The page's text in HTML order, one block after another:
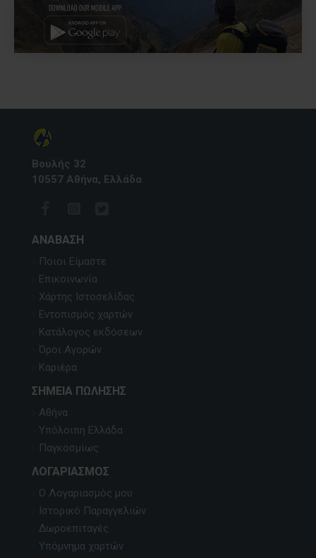
Βουλής 32
10557 Αθήνα, Ελλάδα
ΑΝΆΒΑΣΗ
Ποιοι Είμαστε
Επικοινωνία
Χάρτης Ιστοσελίδας
Εντοπισμός χαρτών
Κατάλογος εκδόσεων
Όροι Αγορών
Καριέρα
ΣΗΜΕΊΑ ΠΏΛΗΣΗΣ
Αθήνα
Υπόλοιπη Ελλάδα
Παγκοσμίως
ΛΟΓΑΡΙΑΣΜΌΣ
Ο Λογαριασμός μου
Ιστορικό Παραγγελιών
Δωροεπιταγές
Υπόμνημα χαρτών